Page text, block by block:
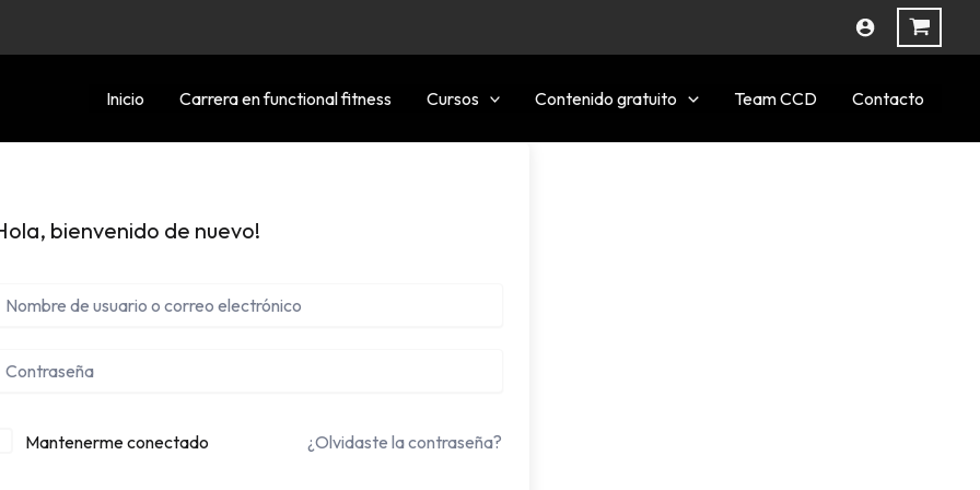
Inicio
Carrera en functional fitness Cursos Contenido gratuito Team CCD Contacto
bienvenido de nuevo!
Mantenerme conectado ¿Olvidaste la contraseña?